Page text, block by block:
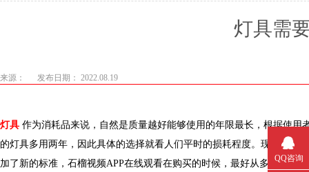
灯具需
来源： 发布日期： 2022.08.19
灯具 作为消耗品来说，自然是质量越好能够使用的年限最长，根据使用
的灯具多用两年，因此具体的选择就看人们平时的损耗程度。现在大家
加了新的标准，石榴视频APP在线观看在购买的时候，最好从多个角度考虑
QQ咨询